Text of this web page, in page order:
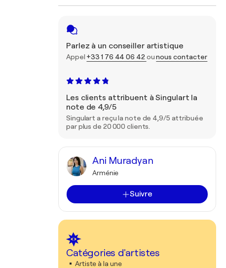
Parlez à un conseiller artistique
Appel +33 1 76 44 06 42 ounous contacter
Les clients attribuent à Singulart la
note de 4,9/5
Singulart a reçu la note de 4,9/5 attribuée
par plus de 20 000 clients.
Ani Muradyan
Arménie
Suivre
Catégories d'artistes
Artiste à la une